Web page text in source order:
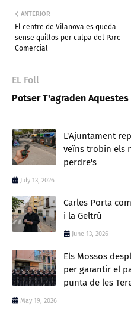
ANTERIOR
El centre de Vilanova es queda
sense quillos per culpa del Parc
Comercial
EL Foll
Potser T'agraden Aquestes
L'Ajuntament
veïns trobin els
perdre's
July 13, 2026
Carles Porta
i la Geltrú
June 13, 2026
Els Mossos
per garantir el
punta de les
May 19, 2026